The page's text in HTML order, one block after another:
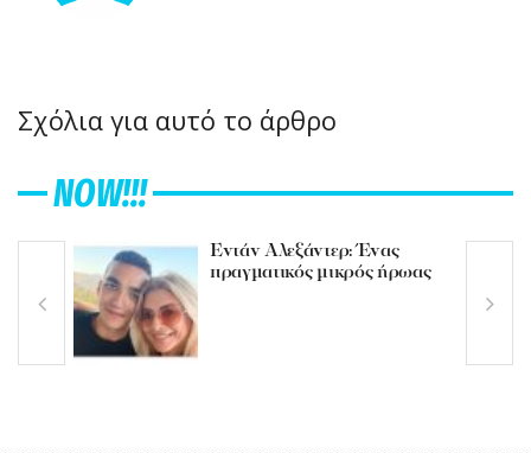
Σχόλια για αυτό το άρθρο
NOW!!!
Εντάν Αλεξάντερ: Ένας
πραγματικός μικρός ήρωας